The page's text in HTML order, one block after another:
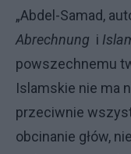
„Abdel-Samad,
Abrechnung i
powszechnemu
Islamskie nie ma
przeciwnie
obcinanie głów,